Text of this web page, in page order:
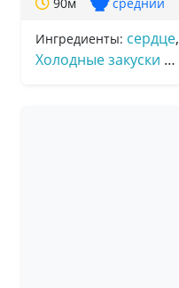
Ингредиенты: сердце,
Холодные закуски …